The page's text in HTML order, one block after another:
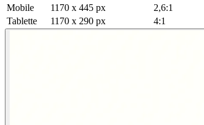
Mobile
1170 x 445 px
2,6:1
Tablette
1170 x 290 px 4:1